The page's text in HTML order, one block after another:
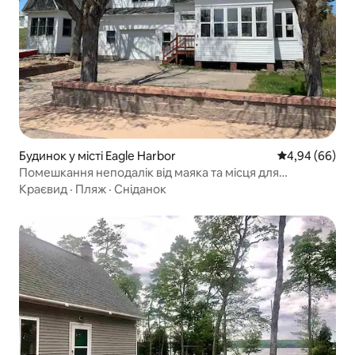
Будинок у місті Eagle Harbor Середня
4,94 (66)
Помешкання неподалік від маяка та місця для
спостереження за північним сяйвом
Краєвид · Пляж · Сніданок